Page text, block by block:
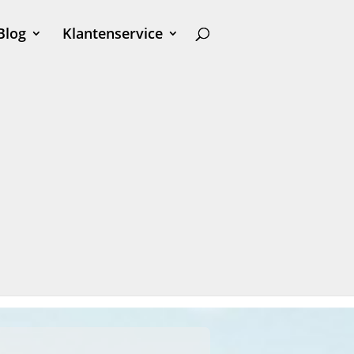
Klantenservice